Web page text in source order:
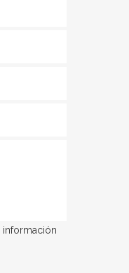
información